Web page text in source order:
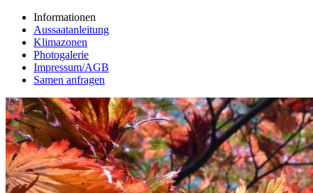
Informationen
Aussaatanleitung
Klimazonen
Photogalerie
Impressum/AGB
Samen anfragen